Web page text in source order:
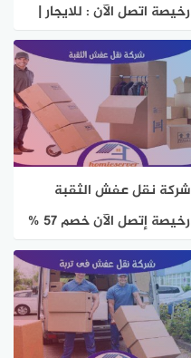
رخيصة اتصل الآن : للايجار |
هوم سيرفر
شركة نقل عفش الثقبة
رخيصة إتصل الآن خصم 57 %
هوم سيرفر